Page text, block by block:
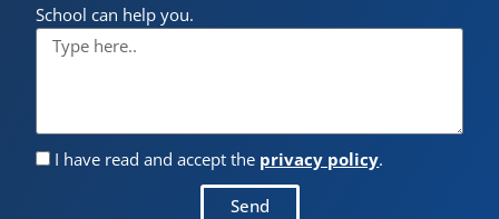
School can help you.
I have read and accept the privacy policy.
Send